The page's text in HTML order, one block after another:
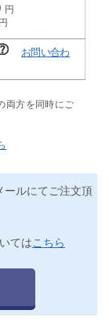
お問い合わ
両方を同時にご
ールにてご注文頂
てはこちら